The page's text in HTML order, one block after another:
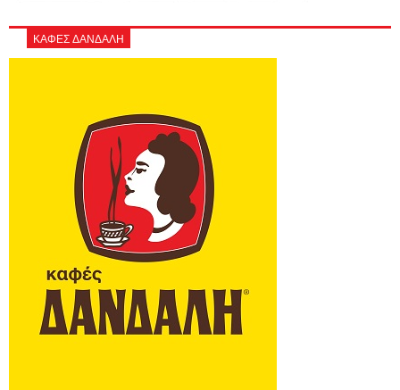
ΚΑΦΕΣ ΔΑΝΔΑΛΗ